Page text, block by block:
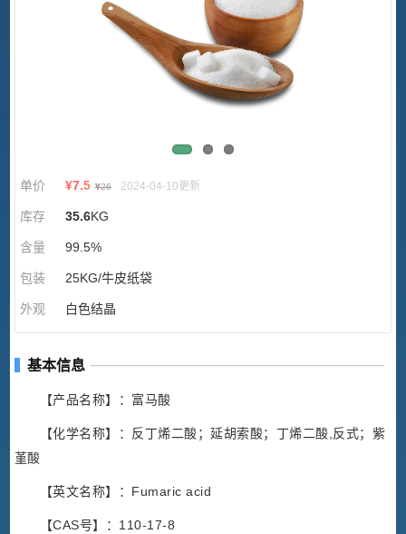
单价 ¥7.5 ¥26 2024-04-10更新
库存 35.6KG
含量 99.5%
包装 25KG/牛皮纸袋
外观 白色结晶
基本信息
【产品名称】：富马酸
【化学名称】：反丁烯二酸；延胡索酸；丁烯二酸,反式；紫
堇酸
【英文名称】：Fumaric acid
【CAS号】：110-17-8